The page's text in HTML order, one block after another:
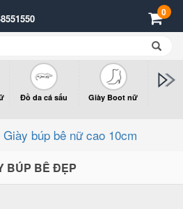
0
Đồ da cá sấu Giày Boot nữ
Giày búp bê nữ cao 10cm
BÚP BÊ ĐẸP